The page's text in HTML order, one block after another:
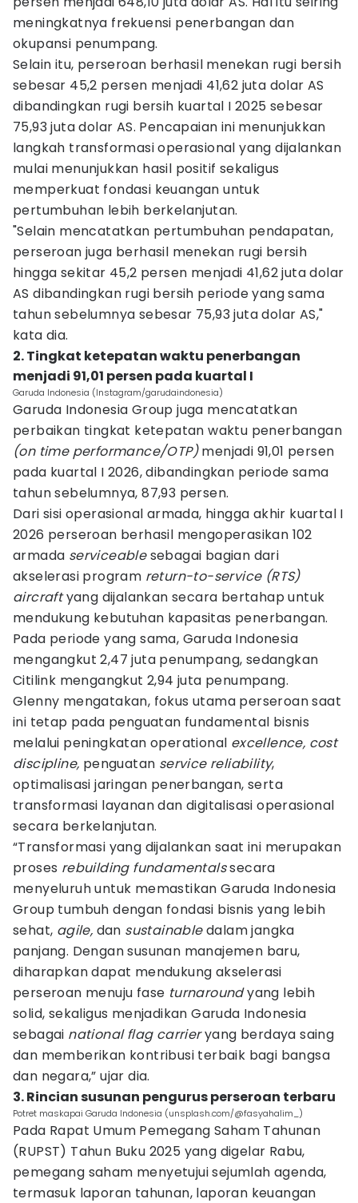
meningkatnya frekuensi penerbangan dan
okupansi penumpang.
Selain itu, perseroan berhasil menekan rugi bersih
sebesar 45,2 persen menjadi 41,62 juta dolar AS
dibandingkan rugi bersih kuartal I 2025 sebesar
75,93 juta dolar AS. Pencapaian ini menunjukkan
langkah transformasi operasional yang dijalankan
mulai menunjukkan hasil positif sekaligus
memperkuat fondasi keuangan untuk
pertumbuhan lebih berkelanjutan.
"Selain mencatatkan pertumbuhan pendapatan,
perseroan juga berhasil menekan rugi bersih
hingga sekitar 45,2 persen menjadi 41,62 juta dolar
AS dibandingkan rugi bersih periode yang sama
tahun sebelumnya sebesar 75,93 juta dolar AS,"
kata dia.
2. Tingkat ketepatan waktu penerbangan
menjadi 91,01 persen pada kuartal I
Garuda Indonesia (Instagram/garudaindonesia)
Garuda Indonesia Group juga mencatatkan
perbaikan tingkat ketepatan waktu penerbangan
(on time performance/OTP)menjadi 91,01 persen
pada kuartal I 2026, dibandingkan periode sama
tahun sebelumnya, 87,93 persen.
Dari sisi operasional armada, hingga akhir kuartal I
2026 perseroan berhasil mengoperasikan 102
armada serviceablesebagai bagian dari
akselerasi program return-to-service (RTS)
aircraftyang dijalankan secara bertahap untuk
mendukung kebutuhan kapasitas penerbangan.
Pada periode yang sama, Garuda Indonesia
mengangkut 2,47 juta penumpang, sedangkan
Citilink mengangkut 2,94 juta penumpang.
Glenny mengatakan, fokus utama perseroan saat
ini tetap pada penguatan fundamental bisnis
melalui peningkatan operational excellence, cost
discipline, penguatan service reliability,
optimalisasi jaringan penerbangan, serta
transformasi layanan dan digitalisasi operasional
secara berkelanjutan.
“Transformasi yang dijalankan saat ini merupakan
proses rebuilding fundamentalssecara
menyeluruh untuk memastikan Garuda Indonesia
Group tumbuh dengan fondasi bisnis yang lebih
sehat, agile, dan sustainabledalam jangka
panjang. Dengan susunan manajemen baru,
diharapkan dapat mendukung akselerasi
perseroan menuju fase turnaroundyang lebih
solid, sekaligus menjadikan Garuda Indonesia
sebagai national flag carrieryang berdaya saing
dan memberikan kontribusi terbaik bagi bangsa
dan negara,” ujar dia.
3. Rincian susunan pengurus perseroan terbaru
Potret maskapai Garuda Indonesia (unsplash.com/@fasyahalim_)
Pada Rapat Umum Pemegang Saham Tahunan
(RUPST) Tahun Buku 2025 yang digelar Rabu,
pemegang saham menyetujui sejumlah agenda,
termasuk laporan tahunan, laporan keuangan